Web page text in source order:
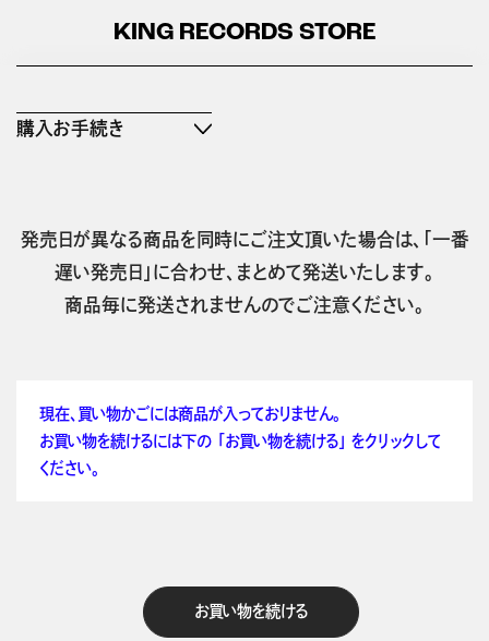
KING RECORDS STORE
購入お手続き
発売日が異なる商品を同時にご注文頂いた場合は、「一番
遅い発売日」に合わせ、まとめて発送いたします。
商品毎に発送されませんのでご注意ください。
現在、買い物かごには商品が入っておりません。
お買い物を続けるには下の 「お買い物を続ける」 をクリックして
ください。
お買い物を続ける